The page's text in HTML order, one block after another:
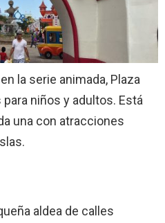
la serie animada, Plaza
niños y adultos. Está
una con atracciones
aldea de calles